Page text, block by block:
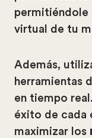
permitiéndole
virtual de tu
Además,
herramientas
en tiempo
éxito de cada
maximizar los